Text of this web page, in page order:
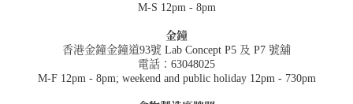
M-S 12pm - 8pm
金鐘
香港金鐘金鐘道93號 Lab Concept P5 及 P7 號舖
電話：63048025
M-F 12pm - 8pm; weekend and public holiday 12pm - 730pm